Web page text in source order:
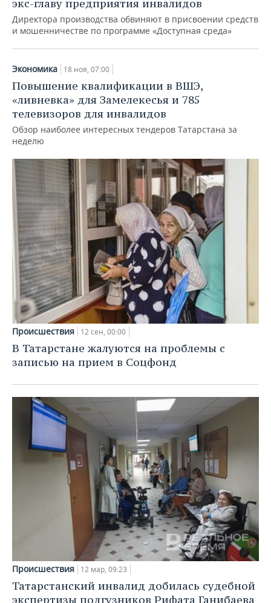
экс-главу предприятия инвалидов
Директора производства обвиняют в присвоении средств
и мошенничестве по программе «Доступная среда»
Экономика 18 ноя, 07:00
Повышение квалификации в ВШЭ,
«ливневка» для Замелекесья и 785
телевизоров для инвалидов
Обзор наиболее интересных тендеров Татарстана за
неделю
Происшествия 12 сен, 00:00
В Татарстане жалуются на проблемы с
записью на прием в Соцфонд
Происшествия 12 мар, 09:23
Татарстанский инвалид добилась судебной
экспертизы подгузников Рифата Ганибаева